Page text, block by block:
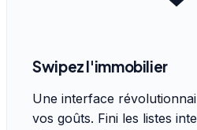
Swipez l'immobilier
Une interface
vos goûts. Fini les listes